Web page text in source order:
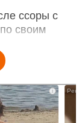
ссоры с
своим
i